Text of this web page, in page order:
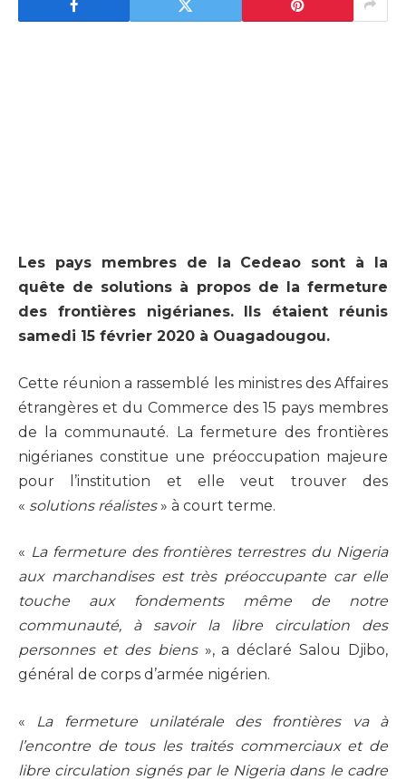
Les pays membres de la Cedeao sont à la
quête de solutions à propos de la fermeture
des frontières nigérianes. Ils étaient réunis
samedi 15 février 2020 à Ouagadougou.
Cette réunion a rassemblé les ministres des Affaires
étrangères et du Commerce des 15 pays membres
de la communauté. La fermeture des frontières
nigérianes constitue une préoccupation majeure
pour l’institution et elle veut trouver des
« solutions réalistes» à court terme.
« La fermeture des frontières terrestres du Nigeria
aux marchandises est très préoccupante car elle
touche aux fondements même de notre
communauté, à savoir la libre circulation des
personnes et des biens», a déclaré Salou Djibo,
général de corps d’armée nigérien.
« La fermeture unilatérale des frontières va à
l’encontre de tous les traités commerciaux et de
libre circulation signés par le Nigeria dans le cadre